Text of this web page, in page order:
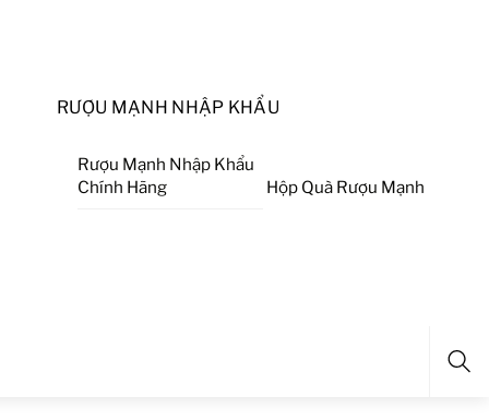
RƯỢU MẠNH NHẬP KHẨU
Rượu Mạnh Nhập Khẩu
Chính Hãng
Hộp Quà Rượu Mạnh